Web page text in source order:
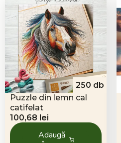
250 db
Puzzle din lemn cal
catifelat
100,68 lei
Adaugă